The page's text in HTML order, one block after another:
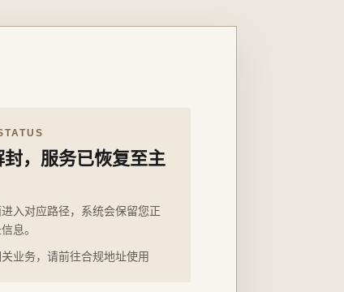
，服务已恢复至主
入对应路径，系统会保留您正
息。
业务，请前往合规地址使用